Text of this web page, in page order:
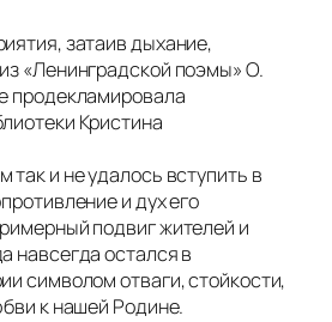
затаив дыхание,
«Ленинградской поэмы» О.
продекламировала
Кристина
и не удалось вступить в
и дух его
подвиг жителей и
навсегда остался в
символом отваги, стойкости,
к нашей Родине.